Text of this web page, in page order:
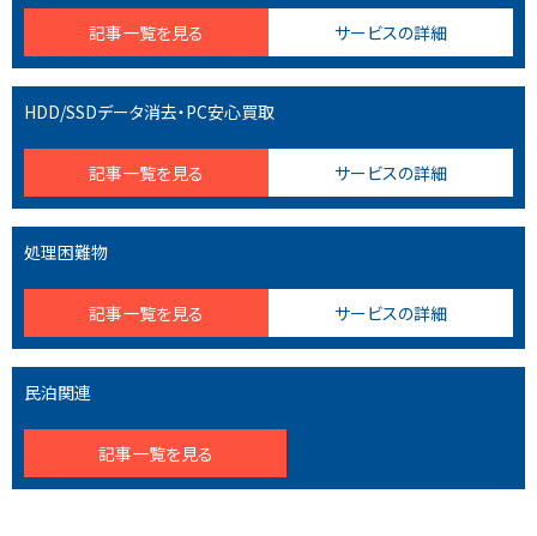
記事一覧を見る サービスの詳細
HDD/SSDデータ消去・PC安心買取
記事一覧を見る サービスの詳細
処理困難物
記事一覧を見る サービスの詳細
民泊関連
記事一覧を見る